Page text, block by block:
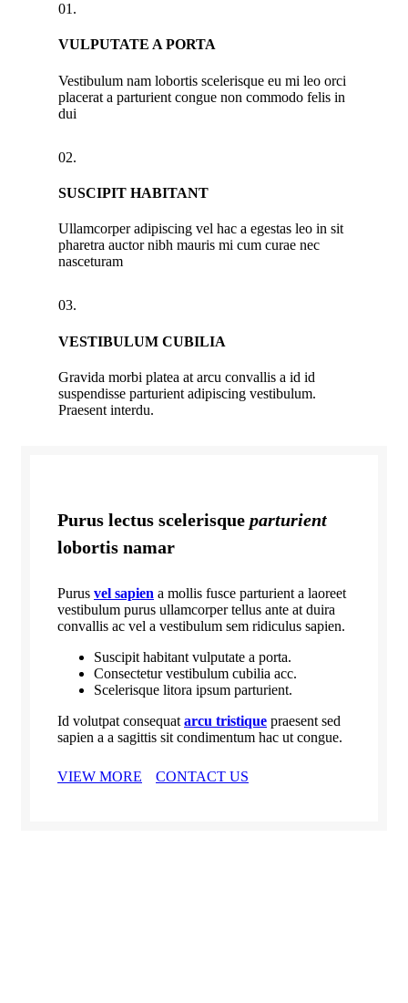
01.
VULPUTATE A PORTA
Vestibulum nam lobortis scelerisque eu mi leo orci
placerat a parturient congue non commodo felis in
dui
02.
SUSCIPIT HABITANT
Ullamcorper adipiscing vel hac a egestas leo in sit
pharetra auctor nibh mauris mi cum curae nec
nasceturam
03.
VESTIBULUM CUBILIA
Gravida morbi platea at arcu convallis a id id
suspendisse parturient adipiscing vestibulum.
Praesent interdu.
Purus lectus scelerisque parturient
lobortis namar
Purus vel sapien a mollis fusce parturient a laoreet
vestibulum purus ullamcorper tellus ante at duira
convallis ac vel a vestibulum sem ridiculus sapien.
Suscipit habitant vulputate a porta.
Consectetur vestibulum cubilia acc.
Scelerisque litora ipsum parturient.
Id volutpat consequat arcu tristique praesent sed
sapien a a sagittis sit condimentum hac ut congue.
VIEW MORE CONTACT US